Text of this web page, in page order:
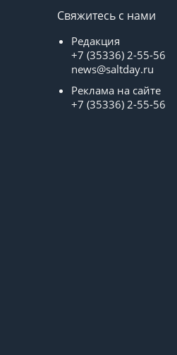
Свяжитесь с нами
Редакция
+7 (35336) 2-55-56
news@saltday.ru
Реклама на сайте
+7 (35336) 2-55-56